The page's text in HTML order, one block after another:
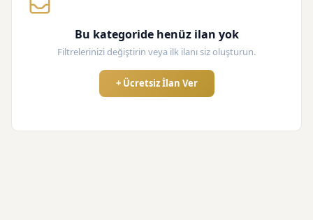
Bu kategoride henüz ilan yok
Filtrelerinizi değiştirin veya ilk ilanı siz oluşturun.
+ Ücretsiz İlan Ver